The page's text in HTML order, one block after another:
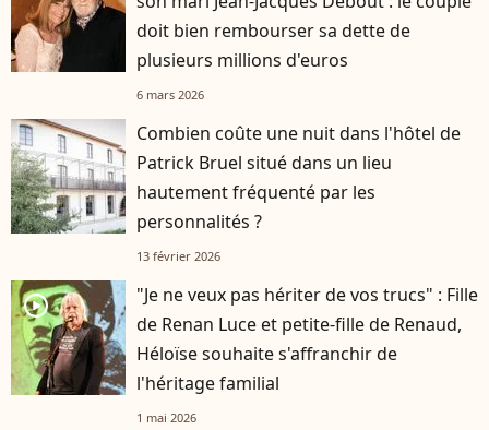
doit bien rembourser sa dette de
plusieurs millions d'euros
6 mars 2026
Combien coûte une nuit dans l'hôtel de
Patrick Bruel situé dans un lieu
hautement fréquenté par les
personnalités ?
13 février 2026
player2
"Je ne veux pas hériter de vos trucs" : Fille
de Renan Luce et petite-fille de Renaud,
Héloïse souhaite s'affranchir de
l'héritage familial
1 mai 2026